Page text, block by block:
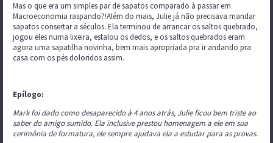
Mas o que era um simples par de sapatos comparado à passar em
Macroeconomia raspando?!Além do mais, Julie já não precisava mandar
sapatos consertar a séculos. Ela terminou de arrancar os saltos quebrado,
jogou eles numa lixeira, estalou os dedos, e os saltos quebrados eram
agora uma sapatilha novinha, bem mais apropriada pra ir andando pra
casa com os pés doloridos assim.
Epílogo:
Mark foi dado como desaparecido à 4 anos atrás, Julie ficou bem triste ao
saber do amigo sumido. Ela inclusive prestou homenagem a ele em sua
cerimônia de formatura, ele sempre ajudava ela a estudar para as provas.